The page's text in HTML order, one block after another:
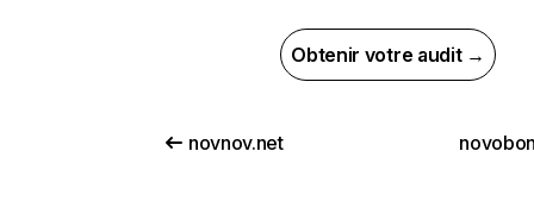
Obtenir votre audit →
novnov.net